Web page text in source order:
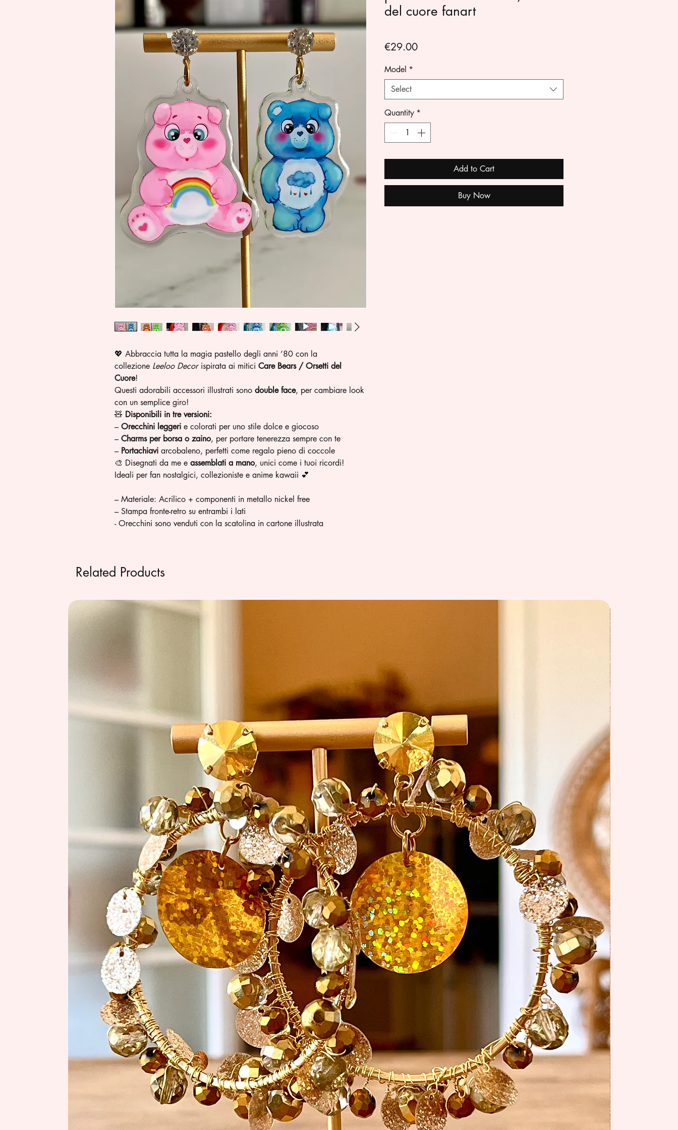
💖 Abbraccia tutta la magia pastello degli anni ’80 con la
collezione Leeloo Decorispirata ai mitici Care Bears / Orsetti del
Cuore!
Questi adorabili accessori illustrati sono double face, per cambiare look
con un semplice giro!
🧸 Disponibili in tre versioni:
– Orecchini leggeri e colorati per uno stile dolce e giocoso
– Charms per borsa o zaino, per portare tenerezza sempre con te
– Portachiavi arcobaleno, perfetti come regalo pieno di coccole
🎨 Disegnati da me e assemblati a mano, unici come i tuoi ricordi!
Ideali per fan nostalgici, collezioniste e anime kawaii 💕
– Materiale: Acrilico + componenti in metallo nickel free
– Stampa fronte-retro su entrambi i lati
- Orecchini sono venduti con la scatolina in cartone illustrata
del cuore fanart
€29.00Price
Model *
Select
Quantity *
Add to Cart
Buy Now
Related Products